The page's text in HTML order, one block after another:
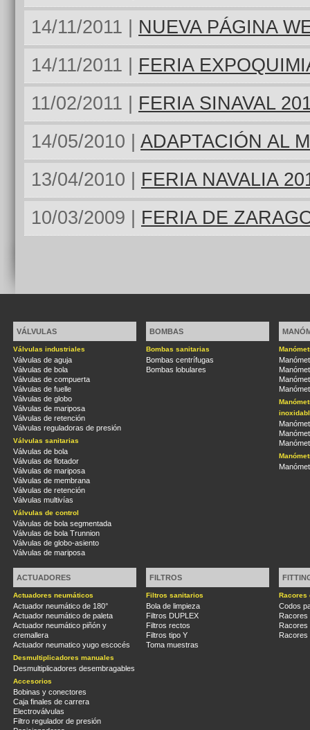
14/11/2011 | NUEVA PÁGINA
14/11/2011 | FERIA
11/02/2011 | FERIA SINAVAL
14/05/2010 | ADAPTACIÓN AL
13/04/2010 | FERIA NAVALIA
10/03/2009 | FERIA DE
VÁLVULAS
Válvulas industriales
Válvulas de aguja
Válvulas de bola
Válvulas de compuerta
Válvulas de fuelle
Válvulas de globo
Válvulas de mariposa
Válvulas de retención
Válvulas reguladoras de presión
Válvulas sanitarias
Válvulas de bola
Válvulas de flotador
Válvulas de mariposa
Válvulas de membrana
Válvulas de retención
Válvulas multivías
Válvulas de control
Válvulas de bola segmentada
Válvulas de bola Trunnion
Válvulas de globo-asiento
Válvulas de mariposa
BOMBAS
Bombas sanitarias
Bombas centrífugas
Bombas lobulares
ACTUADORES
Actuadores neumáticos
Actuador neumático de 180°
Actuador neumático de paleta
Actuador neumático piñón y
cremallera
Actuador neumatico yugo escocés
Desmultiplicadores manuales
Desmultiplicadores desembragables
Accesorios
Bobinas y conectores
Caja finales de carrera
Electroválvulas
Filtro regulador de presión
FILTROS
Filtros sanitarios
Bola de limpieza
Filtros DUPLEX
Filtros rectos
Filtros tipo Y
Toma muestras
Racores
Codos
Racores
Racores
Racores